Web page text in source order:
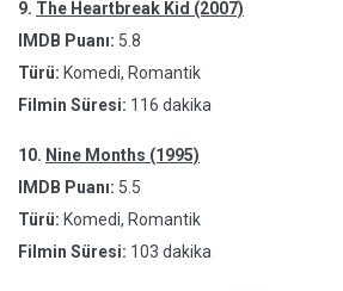
9. The Heartbreak Kid (2007)
IMDB Puanı: 5.8
Türü: Komedi, Romantik
Filmin Süresi: 116 dakika
10. Nine Months (1995)
IMDB Puanı: 5.5
Türü: Komedi, Romantik
Filmin Süresi: 103 dakika